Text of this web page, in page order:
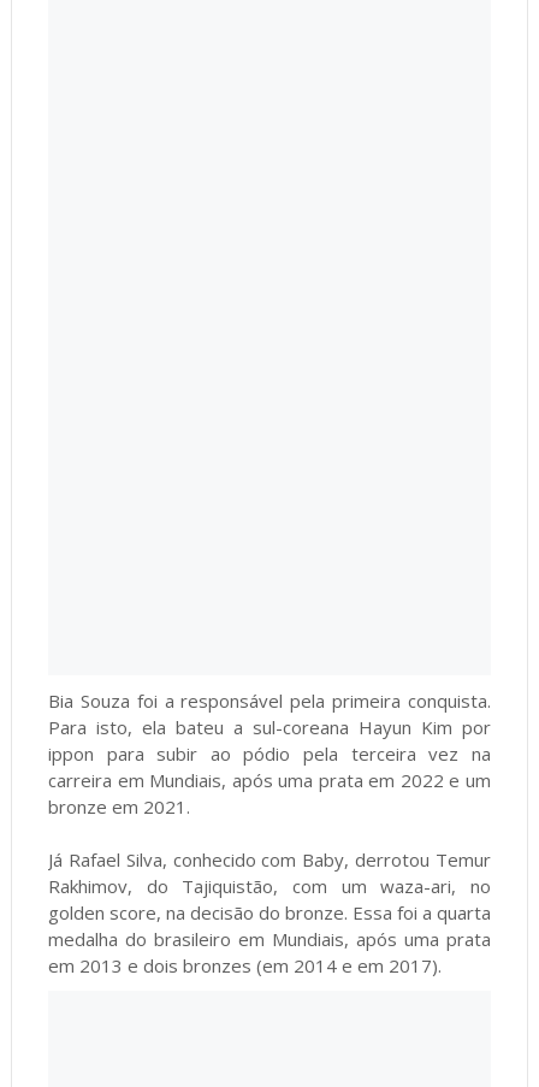
Bia Souza foi a responsável pela primeira conquista.
Para isto, ela bateu a sul-coreana Hayun Kim por
ippon para subir ao pódio pela terceira vez na
carreira em Mundiais, após uma prata em 2022 e um
bronze em 2021.
Já Rafael Silva, conhecido com Baby, derrotou Temur
Rakhimov, do Tajiquistão, com um waza-ari, no
golden score, na decisão do bronze. Essa foi a quarta
medalha do brasileiro em Mundiais, após uma prata
em 2013 e dois bronzes (em 2014 e em 2017).